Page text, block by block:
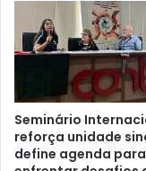
Seminário
reforça unidade
define agenda para